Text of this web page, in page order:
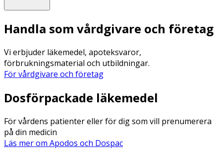
Handla som vårdgivare och företag
Vi erbjuder läkemedel, apoteksvaror,
förbrukningsmaterial och utbildningar.
För vårdgivare och företag
Dosförpackade läkemedel
För vårdens patienter eller för dig som vill prenumerera
på din medicin
Läs mer om Apodos och Dospac